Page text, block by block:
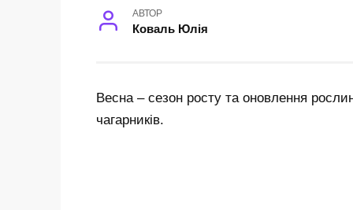
АВТОР
Коваль Юлія
Весна – сезон росту та оновлення
чагарників.